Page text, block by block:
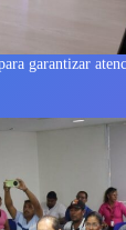
garantizar